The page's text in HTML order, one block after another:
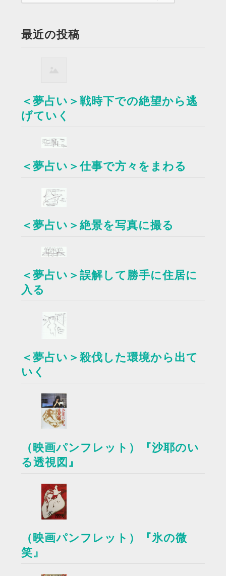
最近の投稿
＜夢占い＞戦時下での絶望から逃
げていく
＜夢占い＞仕事で方々をまわる
＜夢占い＞絶景を写真に撮る
＜夢占い＞誤解して勝手に住居に
入る
＜夢占い＞殺伐した環境から出て
いく
（映画パンフレット）『沙耶のい
る透視図』
（映画パンフレット）『氷の微
笑』